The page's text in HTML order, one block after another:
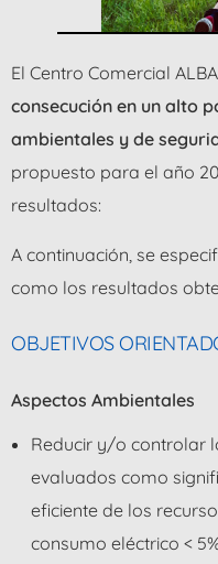
El Centro Comercial
consecución en un alto
ambientales y de
propuesto para el año
resultados:
A continuación, se
como los resultados
OBJETIVOS
Aspectos Ambientales
Reducir y/o controlar
evaluados como
eficiente de los
consumo eléctrico <